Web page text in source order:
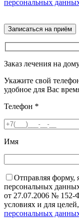
персональных
Заказ лечения на
Укажите свой
удобное для Вас
Телефон *
Имя
Отправляя форму,
персональных
от 27.07.2006 № 152-
условиях и для
персональных